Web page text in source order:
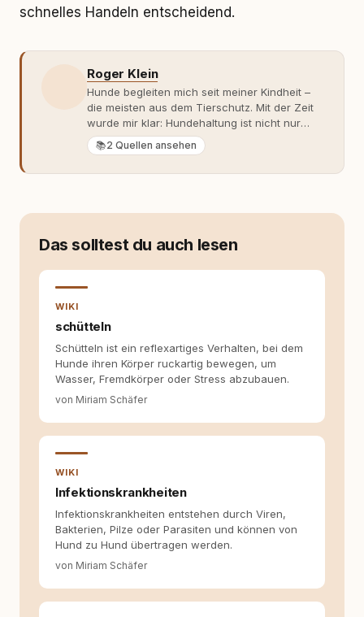
schnelles Handeln entscheidend.
Roger Klein
Hunde begleiten mich seit meiner Kindheit –
die meisten aus dem Tierschutz. Mit der Zeit
wurde mir klar: Hundehaltung ist nicht nur
Gefühl, sondern Verantwortung und
Fachwissen. Der Wendepunkt kam mit meinem
moderner Hundeerziehung
entsteht echte Bindung dort, wo Verständnis
Wissens- und Serviceportal für
und der Schweiz. Meine Überzeugung:
Hund versteht, trifft bessere Entscheidungen –
für ein Zusammenleben, das beiden guttut.
📚2 Quellen ansehen
Das solltest du auch lesen
WIKI
schütteln
Schütteln ist ein reflexartiges Verhalten, bei dem
Hunde ihren Körper ruckartig bewegen, um
Wasser, Fremdkörper oder Stress abzubauen.
von Miriam Schäfer
WIKI
Infektionskrankheiten
Infektionskrankheiten entstehen durch Viren,
Bakterien, Pilze oder Parasiten und können von
Hund zu Hund übertragen werden.
von Miriam Schäfer